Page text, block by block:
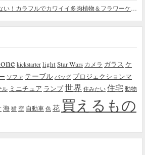
kickstarter lightStar Wars カメラ ガラス ケ
ソファ テーブル バッグ プロジェクションマ
ル ミニチュア ランプ世界 住みたい 住宅 動物
海 猫 空 自動車 色 花 買えるもの